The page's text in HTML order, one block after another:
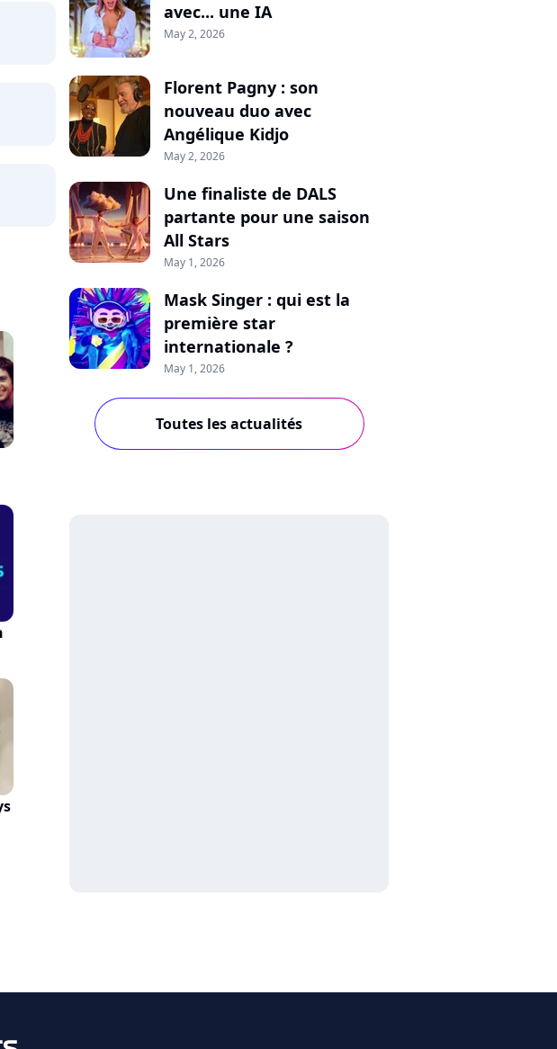
avec... une IA
May 2, 2026
Florent Pagny : son
nouveau duo avec
Angélique Kidjo
May 2, 2026
Une finaliste de DALS
partante pour une saison
All Stars
May 1, 2026
Mask Singer : qui est la
première star
internationale ?
May 1, 2026
Toutes les actualités